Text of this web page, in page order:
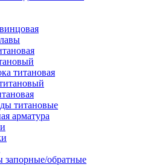
титановая
титановые
арматура
запорные/обратные